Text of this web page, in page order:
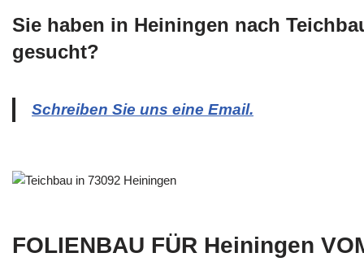
Sie haben in Heiningen nach
gesucht?
Schreiben Sie uns eine Email.
FOLIENBAU FÜR Heiningen